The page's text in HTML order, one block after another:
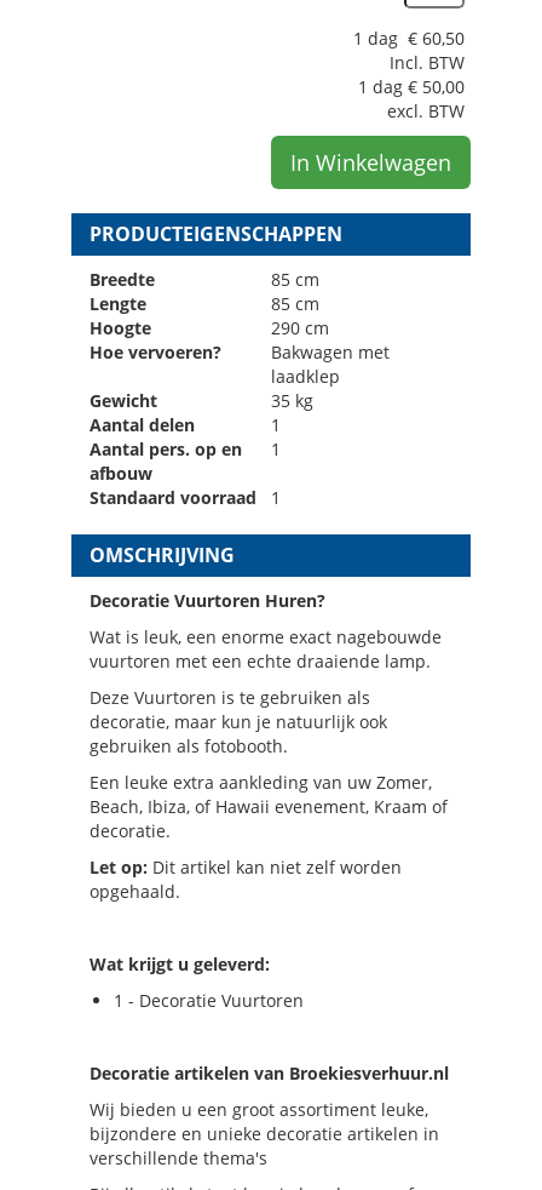
1 dag € 60,50
Incl. BTW
1 dag € 50,00
excl. BTW
In Winkelwagen
PRODUCTEIGENSCHAPPEN
Breedte
85 cm
Lengte
85 cm
Hoogte
290 cm
Hoe vervoeren?
Bakwagen met
laadklep
Gewicht
35 kg
Aantal delen
1
Aantal pers. op en
afbouw
1
Standaard voorraad 1
OMSCHRIJVING
Decoratie Vuurtoren Huren?
Wat is leuk, een enorme exact nagebouwde
vuurtoren met een echte draaiende lamp.
Deze Vuurtoren is te gebruiken als
decoratie, maar kun je natuurlijk ook
gebruiken als fotobooth.
Een leuke extra aankleding van uw Zomer,
Beach, Ibiza, of Hawaii evenement, Kraam of
decoratie.
Let op: Dit artikel kan niet zelf worden
opgehaald.
Wat krijgt u geleverd:
1 - Decoratie Vuurtoren
Decoratie artikelen van Broekiesverhuur.nl
Wij bieden u een groot assortiment leuke,
bijzondere en unieke decoratie artikelen in
verschillende thema's